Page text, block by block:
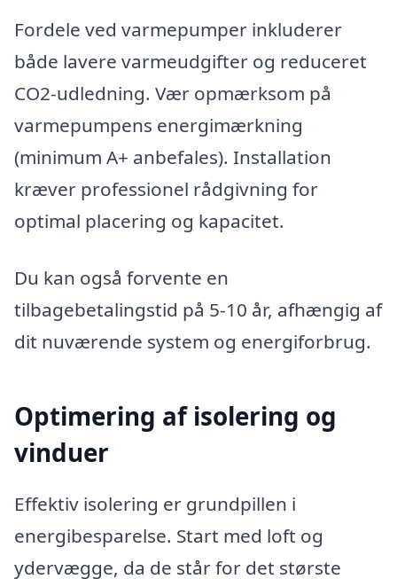
Fordele ved varmepumper inkluderer
både lavere varmeudgifter og reduceret
CO2-udledning. Vær opmærksom på
varmepumpens energimærkning
(minimum A+ anbefales). Installation
kræver professionel rådgivning for
optimal placering og kapacitet.
Du kan også forvente en
tilbagebetalingstid på 5-10 år, afhængig af
dit nuværende system og energiforbrug.
Optimering af isolering og
vinduer
Effektiv isolering er grundpillen i
energibesparelse. Start med loft og
ydervægge, da de står for det største